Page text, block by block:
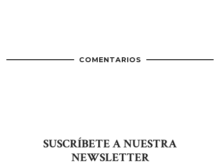
COMENTARIOS
SUSCRÍBETE A NUESTRA
NEWSLETTER